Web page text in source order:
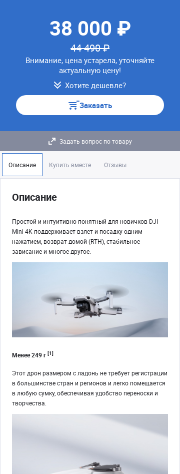
38 000 ₽
44 490 ₽
Внимание, цена устарела, уточняйте
актуальную цену!
Хотите дешевле?
Заказать
Задать вопрос по товару
Описание Купить вместе Отзывы
Описание
Простой и интуитивно понятный для новичков DJI
Mini 4K поддерживает взлет и посадку одним
нажатием, возврат домой (RTH), стабильное
зависание и многое другое.
Менее 249 г [1]
Этот дрон размером с ладонь не требует регистрации
в большинстве стран и регионов и легко помещается
в любую сумку, обеспечивая удобство переноски и
творчества.